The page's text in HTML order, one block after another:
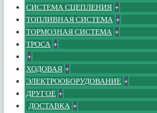
СИСТЕМА СЦЕПЛЕНИЯ +
ТОПЛИВНАЯ СИСТЕМА +
ТОРМОЗНАЯ СИСТЕМА +
ТРОСА +
+
ХОДОВАЯ +
ЭЛЕКТРООБОРУДОВАНИЕ +
ДРУГОЕ +
ДОСТАВКА +